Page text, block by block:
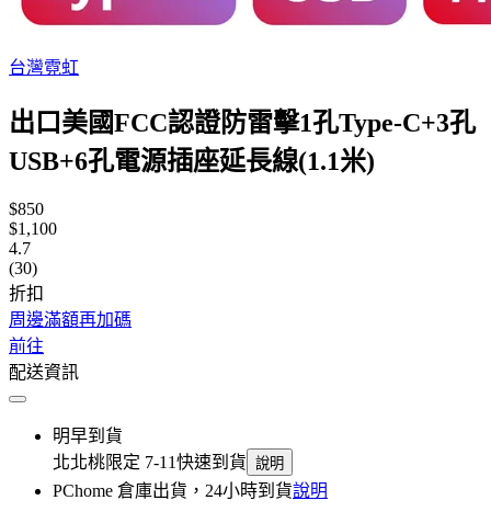
台灣霓虹
出口美國FCC認證防雷擊1孔Type-C+3孔
USB+6孔電源插座延長線(1.1米)
$850
$1,100
4.7
(30)
折扣
周邊滿額再加碼
前往
配送資訊
明早到貨
北北桃限定 7-11快速到貨 說明
PChome 倉庫出貨，24小時到貨說明